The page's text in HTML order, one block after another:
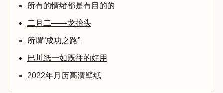
所有的情绪都是有目的的
二月二——龙抬头
所谓“成功之路”
巴川纸一如既往的好用
2022年月历高清壁纸